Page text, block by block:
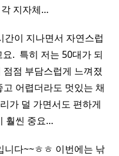
지자체…
간이 지나면서 자연스럽
. ​ 특히 저는 50대가 되
점 부담스럽게 느껴졌
어렵더라도 멋있는 채
가 덜 가면서도 편하게
훨씬 중요…
니다~~ㅎㅎ 이번에는 낚